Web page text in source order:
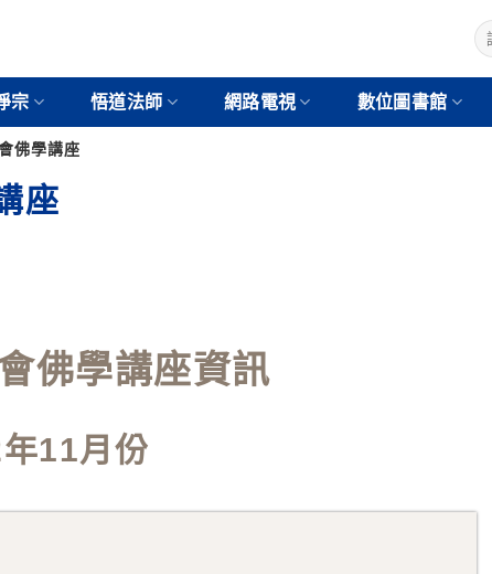
宗 悟道法師 網路電視 數位圖書館
佛學講座
座
佛學講座資訊
11月份